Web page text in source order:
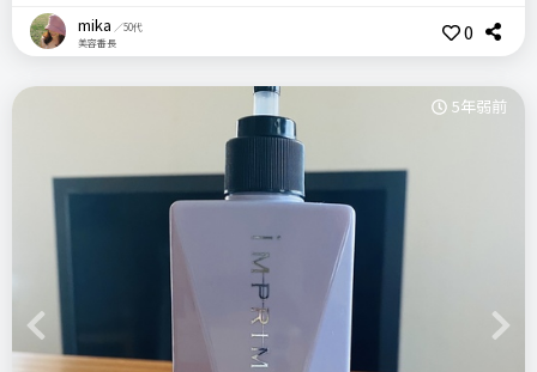
ステマっぽい 0
香りが甘すぎないのがよいですね。
でコンディショナーと一緒に使う方が断然良いです。一緒に使
う事で、ストンと潤い感とともに髪が落ち着いてくれます。
セラティスのコンディショナーとトリートメントも一緒に購入
したので、今後レビューを書いていこうと思っています。
セラティス バイ ミクシム
ナイトリペア シャンプー
うっとりと眺めています。
で意識の高い美容室ほど扱っている気がします。
いつも、シャンプーの時に使ってくれるのがこの商品なのです
ごく気になっていました。
ローズ＆ピオニーの香りもとてもいいし、頭皮もスッキリする
し、美容師さんがブローしてくれることもあるけれど、出来上
がりはもう自分の髪とは思えないほどサラッサラになります。
で、今回使ってみることにしたのですが、やっぱりミルボン。
mika ／50代
美容番長
0
Previous Next
5年弱前